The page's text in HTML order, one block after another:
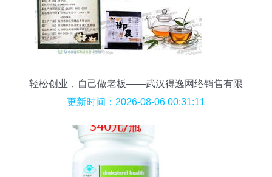
轻松创业，自己做老板——武汉得逸网络销售有限
责任公司为您开启多元商机
更新时间：2026-08-06 00:31:11